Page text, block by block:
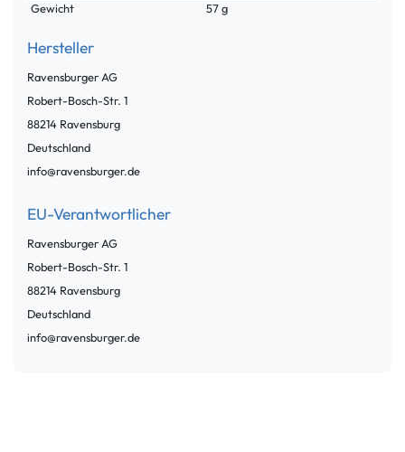
Gewicht
57 g
Hersteller
Ravensburger AG
Robert-Bosch-Str. 1
88214 Ravensburg
Deutschland
info@ravensburger.de
EU-Verantwortlicher
Ravensburger AG
Robert-Bosch-Str. 1
88214 Ravensburg
Deutschland
info@ravensburger.de